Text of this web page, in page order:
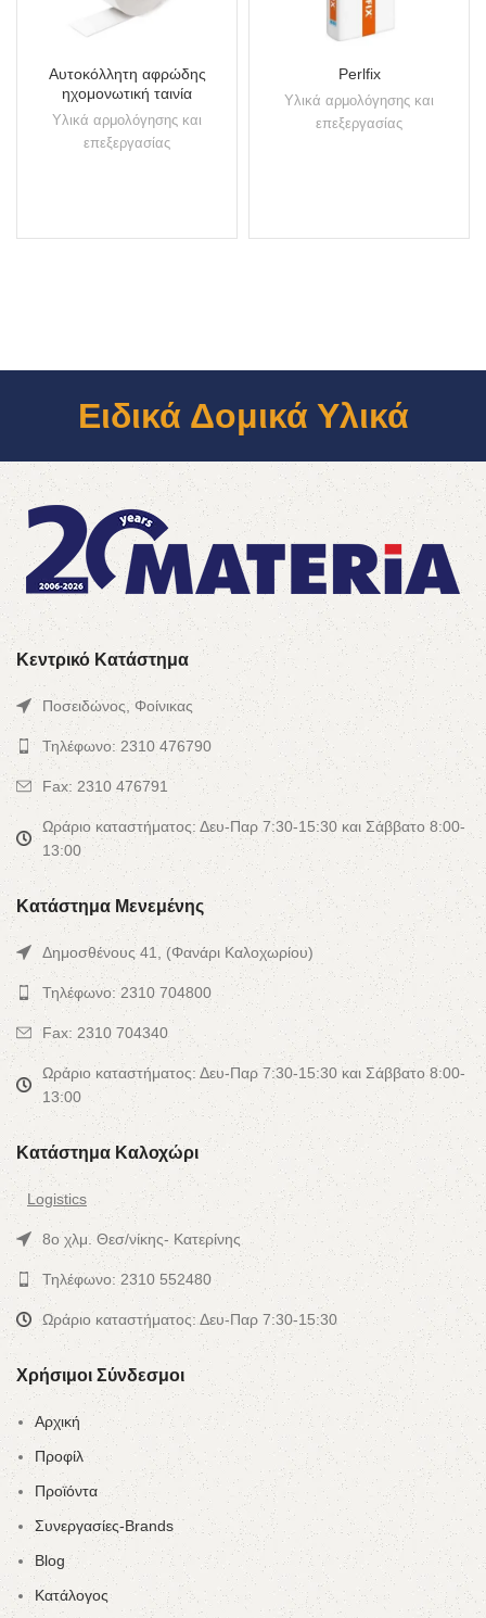
Αυτοκόλλητη αφρώδης
ηχομονωτική ταινία
Υλικά αρμολόγησης και
επεξεργασίας
Perlfix
Υλικά αρμολόγησης και
επεξεργασίας
Ειδικά Δομικά Υλικά
Κεντρικό Κατάστημα
Ποσειδώνος, Φοίνικας
Τηλέφωνο: 2310 476790
Fax: 2310 476791
Ωράριο καταστήματος: Δευ-Παρ 7:30-15:30 και Σάββατο 8:00-
13:00
Κατάστημα Μενεμένης
Δημοσθένους 41, (Φανάρι Καλοχωρίου)
Τηλέφωνο: 2310 704800
Fax: 2310 704340
Ωράριο καταστήματος: Δευ-Παρ 7:30-15:30 και Σάββατο 8:00-
13:00
Κατάστημα Καλοχώρι
Logistics
8ο χλμ. Θεσ/νίκης- Κατερίνης
Τηλέφωνο: 2310 552480
Ωράριο καταστήματος: Δευ-Παρ 7:30-15:30
Χρήσιμοι Σύνδεσμοι
Αρχική
Προφίλ
Προϊόντα
Συνεργασίες-Brands
Blog
Κατάλογος